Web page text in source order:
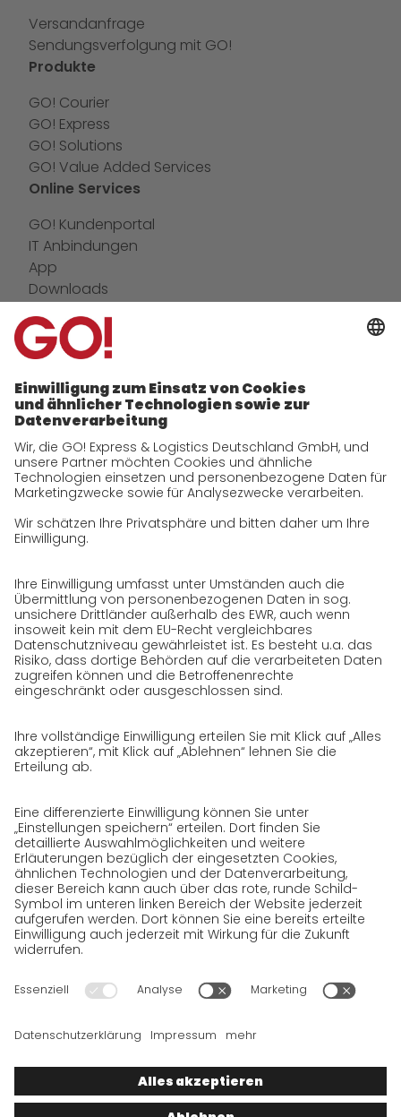
Versandanfrage
Sendungsverfolgung mit GO!
Produkte
GO! Courier
GO! Express
GO! Solutions
GO! Value Added Services
Online Services
GO! Kundenportal
IT Anbindungen
App
Downloads
Kontakt
Unternehmen
zukunftssichere Arbeitskultur bei GO!
Daten & Fakten
Historie
CSR
Qualität
Zertifizierungen
Referenzen
Auszeichnungen
Karriere
GO! als Arbeitgeber
Arbeitsbereiche
Jobs & Karriere
Initiativbewerbung bei GO!
Datenschutz
Datenschutzerklärung für Website
Datenschutzerklärung für GeschäftspartnerInnen
SendungsempfängerInnen
Datenschutzerklärung BewerberInnen
Datenschutzerklärung Webportal
Datenschutzerklärung Social Media
Datenschutzerklärung GO! App
Impressum
BGB
Rechtshinweise
Cookies
ausschließlich Ihrer Information dienen, wurden daher mit
größter Sorgfalt erstellt. Bitte haben Sie jedoch Verständnis
zugrunde gelegten Rahmenbedingungen, auf die wir nur
bedingt Einfluss haben, dies zulassen. Wir müssen daher die